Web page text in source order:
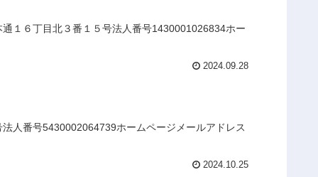
１６丁目北３番１５号法人番号1430001026834ホー
2024.09.28
人番号5430002064739ホームページメールアドレス
2024.10.25